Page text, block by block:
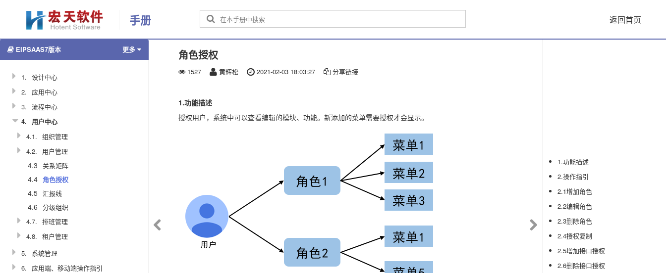
手册 返回首页
EIPSAAS7版本 更多
1. 设计中心
2.
应用中心
3. 流程中心
4.
用户中心
4.1. 组织管理
4.2.
用户管理
4.3 关系矩阵
4.4 角色授权
4.5 汇报线
4.6 分级组织
4.7. 排班管理
4.8. 租户管理
5.
系统管理
6.
应用端、移动端操作指引
角色授权
1527 黄辉松 2021-02-03 18:03:27 分享链接
1.功能描述
授权用户，系统中可以查看编辑的模块、功能。新添加的菜单需要授权才会显示。
1.功能描述
2.操作指引
2.1增加角色
2.2编辑角色
2.3删除角色
2.4授权复制
2.5增加接口授权
2.6删除接口授权